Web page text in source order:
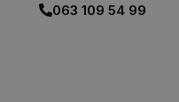
063 109 54 99